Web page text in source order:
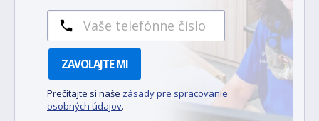
ZAVOLAJTE MI
Prečítajte si naše zásady pre spracovanie
osobných údajov.